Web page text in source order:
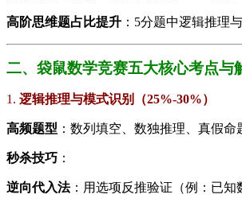
​高阶思维题占比提升​ ：5分题中逻辑推理
二、袋鼠数学竞赛五大核心考点与
1. ​ ​逻辑推理与模式识别（25%-30%）​
​高频题型​ ：数列填空、数独推理、真假命
​秒杀技巧​ ​：
​逆向代入法​：用选项反推验证（例：已知